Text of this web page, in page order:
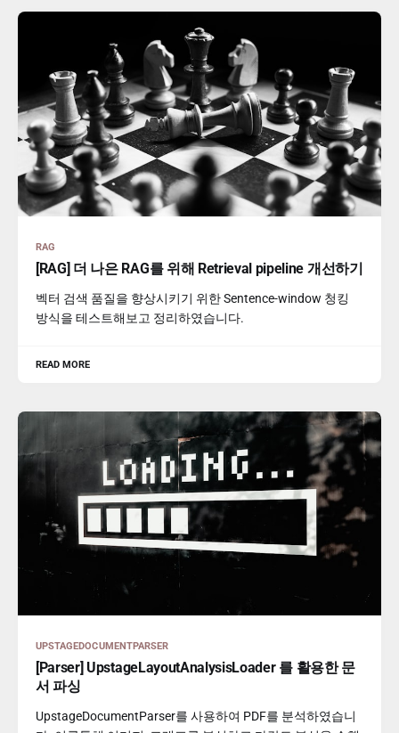
RAG
[RAG] 더 나은 RAG를 위해 Retrieval pipeline 개선하기
벡터 검색 품질을 향상시키기 위한 Sentence-window 청킹
방식을 테스트해보고 정리하였습니다.
READ MORE
UPSTAGEDOCUMENTPARSER
[Parser] UpstageLayoutAnalysisLoader 를 활용한 문
서 파싱
UpstageDocumentParser를 사용하여 PDF를 분석하였습니